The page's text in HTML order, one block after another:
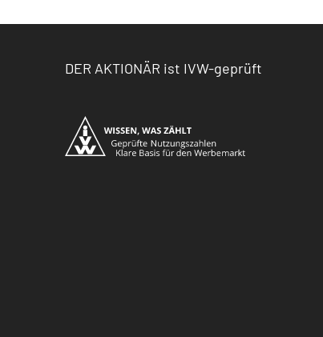
DER AKTIONÄR ist IVW-geprüft